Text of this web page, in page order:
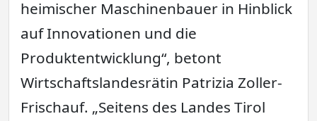
heimischer Maschinenbauer in Hinblick
auf Innovationen und die
Produktentwicklung“, betont
Wirtschaftslandesrätin Patrizia Zoller-
Frischauf. „Seitens des Landes Tirol